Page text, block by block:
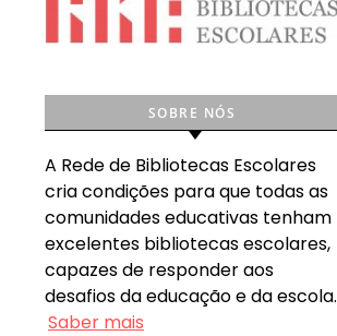
SOBRE NÓS
A Rede de Bibliotecas Escolares
cria condições para que todas as
comunidades educativas tenham
excelentes bibliotecas escolares,
capazes de responder aos
desafios da educação e da escola.
Saber mais